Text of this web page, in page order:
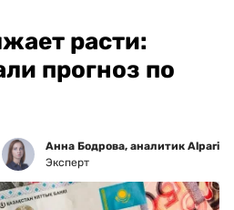
расти:
прогноз по
Анна Бодрова, аналитик Alpari
Эксперт